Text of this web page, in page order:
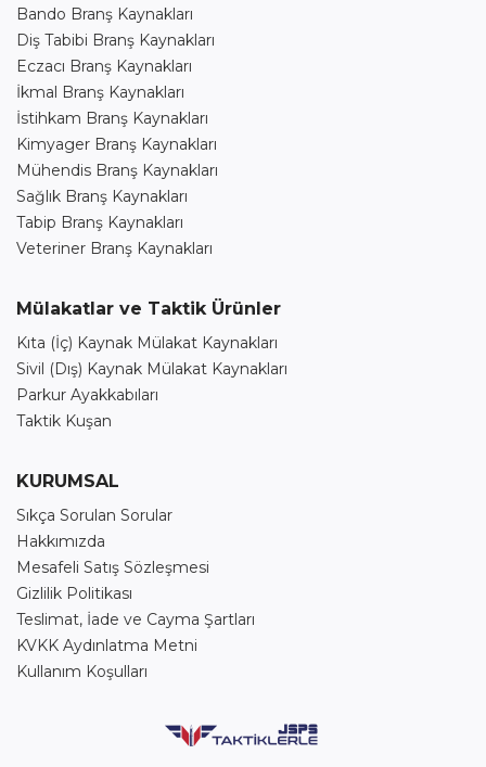
Bando Branş Kaynakları
Diş Tabibi Branş Kaynakları
Eczacı Branş Kaynakları
İkmal Branş Kaynakları
İstihkam Branş Kaynakları
Kimyager Branş Kaynakları
Mühendis Branş Kaynakları
Sağlık Branş Kaynakları
Tabip Branş Kaynakları
Veteriner Branş Kaynakları
Mülakatlar ve Taktik Ürünler
Kıta (İç) Kaynak Mülakat Kaynakları
Sivil (Dış) Kaynak Mülakat Kaynakları
Parkur Ayakkabıları
Taktik Kuşan
KURUMSAL
Sıkça Sorulan Sorular
Hakkımızda
Mesafeli Satış Sözleşmesi
Gizlilik Politikası
Teslimat, İade ve Cayma Şartları
KVKK Aydınlatma Metni
Kullanım Koşulları